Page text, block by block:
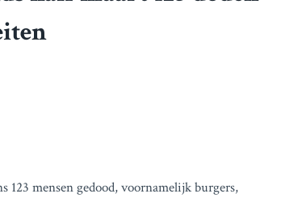
123 mensen gedood, voornamelijk burgers,